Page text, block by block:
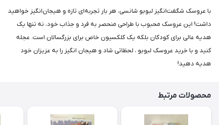
با عروسک شگفت‌انگیز لبوبو شانسی، هر بار تجربه‌ای تازه و هیجان‌انگیز خواهید
داشت! این عروسک محبوب با طراحی منحصر به فرد و جذاب خود، نه تنها یک
هدیه عالی برای کودکان بلکه یک کلکسیون خاص برای بزرگسالان است. عجله
کنید و با خرید عروسک لبوبو ، لحظاتی شاد و هيجان انگيز را به عزیزان خود
هدیه دهید!
محصولات مرتبط